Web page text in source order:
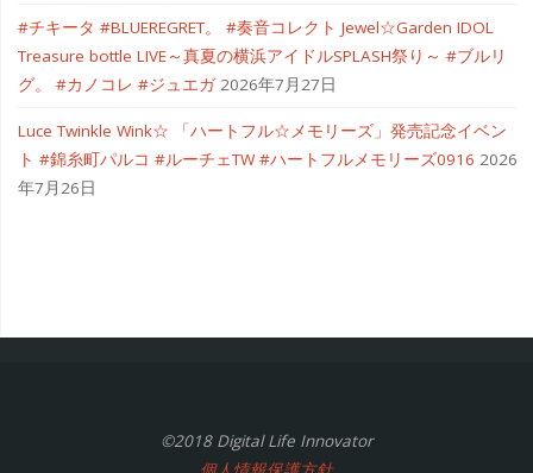
#チキータ #BLUEREGRET。 #奏音コレクト Jewel☆Garden IDOL
Treasure bottle LIVE～真夏の横浜アイドルSPLASH祭り～ #ブルリ
グ。 #カノコレ #ジュエガ 2026年7月27日
Luce Twinkle Wink☆ 「ハートフル☆メモリーズ」発売記念イベン
ト #錦糸町パルコ #ルーチェTW #ハートフルメモリーズ0916 2026
年7月26日
©2018 Digital Life Innovator